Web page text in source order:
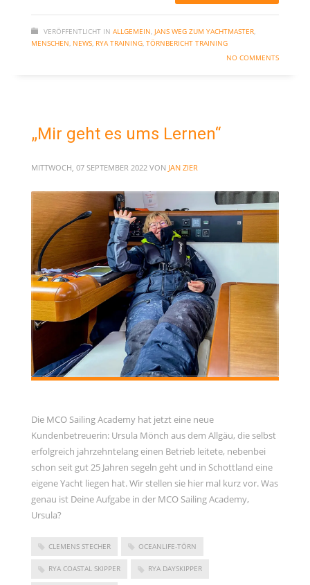
VERÖFFENTLICHT IN ALLGEMEIN JANS WEG ZUM YACHTMASTER
MENSCHEN NEWS RYA TRAINING TÖRNBERICHT TRAINING
NO COMMENTS
„Mir geht es ums Lernen“
MITTWOCH, 07 SEPTEMBER 2022 VON JAN ZIER
Die MCO Sailing Academy hat jetzt eine neue
Kundenbetreuerin: Ursula Mönch aus dem Allgäu, die selbst
erfolgreich jahrzehntelang einen Betrieb leitete, nebenbei
schon seit gut 25 Jahren segeln geht und in Schottland eine
eigene Yacht liegen hat. Wir stellen sie hier mal kurz vor. Was
genau ist Deine Aufgabe in der MCO Sailing Academy,
Ursula?
CLEMENS STECHER OCEANLIFE-TÖRN
RYA COASTAL SKIPPER RYA DAYSKIPPER